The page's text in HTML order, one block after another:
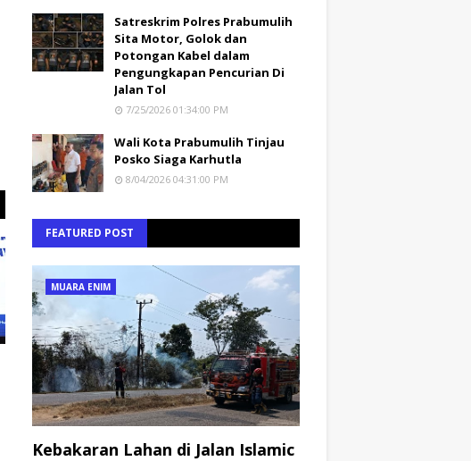
Satreskrim Polres Prabumulih
Sita Motor, Golok dan
Potongan Kabel dalam
Pengungkapan Pencurian Di
Jalan Tol
7/25/2026 01:34:00 PM
Wali Kota Prabumulih Tinjau
Posko Siaga Karhutla
8/04/2026 04:31:00 PM
FEATURED POST
MUARA ENIM
Kebakaran Lahan di Jalan Islamic